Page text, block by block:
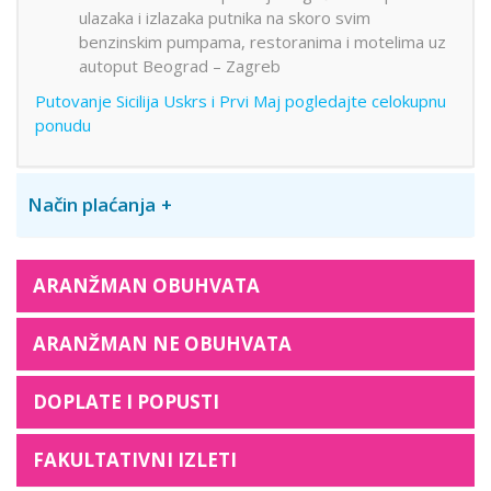
ulazaka i izlazaka putnika na skoro svim
benzinskim pumpama, restoranima i motelima uz
autoput Beograd – Zagreb
Putovanje Sicilija Uskrs i Prvi Maj pogledajte celokupnu
ponudu
Način plaćanja
ARANŽMAN OBUHVATA
ARANŽMAN NE OBUHVATA
DOPLATE I POPUSTI
FAKULTATIVNI IZLETI